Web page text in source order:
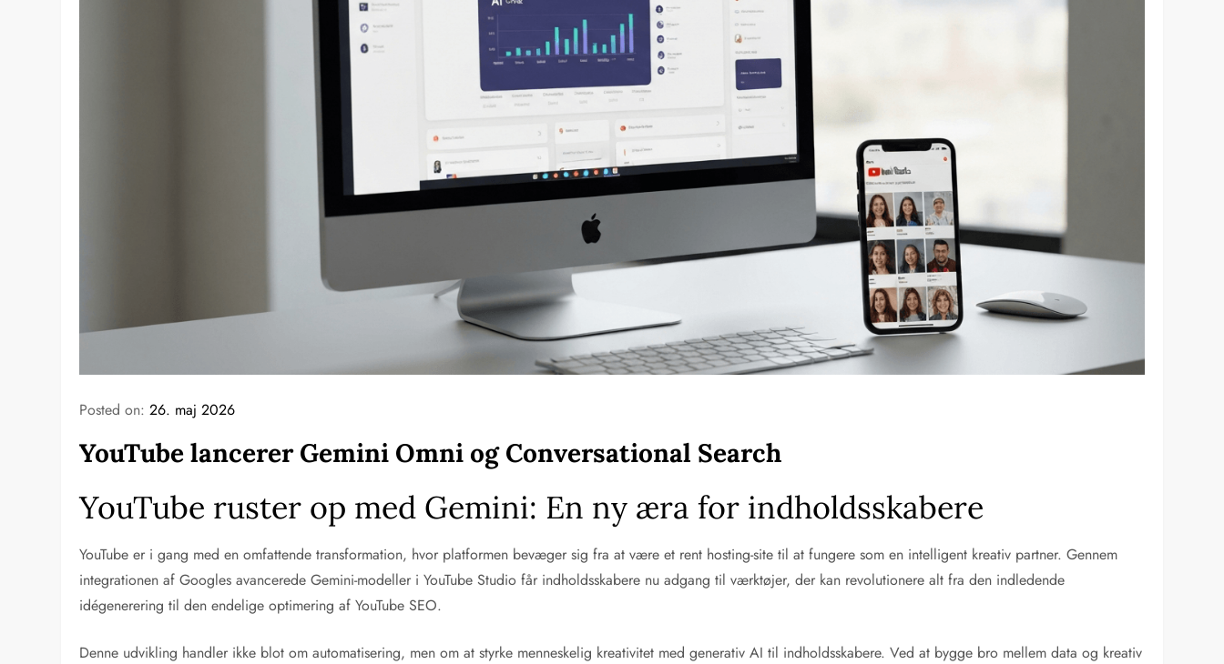
Posted on:26. maj 2026
YouTube lancerer Gemini Omni og Conversational Search
YouTube ruster op med Gemini: En ny æra for indholdsskabere
YouTube er i gang med en omfattende transformation, hvor platformen bevæger sig fra at være et rent hosting-site til at fungere som en intelligent kreativ partner. Gennem
integrationen af Googles avancerede Gemini-modeller i YouTube Studio får indholdsskabere nu adgang til værktøjer, der kan revolutionere alt fra den indledende
idégenerering til den endelige optimering af YouTube SEO.
Denne udvikling handler ikke blot om automatisering, men om at styrke menneskelig kreativitet med generativ AI til indholdsskabere. Ved at bygge bro mellem data og kreativ